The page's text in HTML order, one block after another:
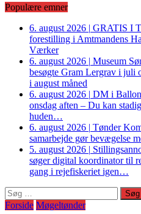
Populære emner
6. august 2026 | GRATIS I
forestilling i Amtmandens
Værker
6. august 2026 | Museum
besøgte Gram Lergrav i juli
i august måned
6. august 2026 | DM i
onsdag aften – Du kan
huden…
6. august 2026 | Tønder
samarbejde gør bevægelse
5. august 2026 |
søger digital koordinator til
gang i rejefiskeriet igen…
Søg
efter:
Forside Møgeltønder